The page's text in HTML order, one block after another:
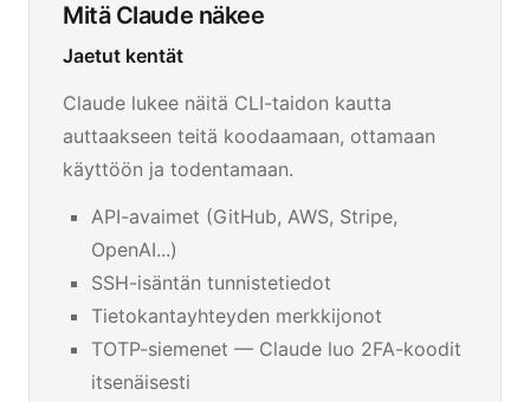
Mitä Claude näkee
Jaetut kentät
Claude lukee näitä CLI-taidon kautta
auttaakseen teitä koodaamaan, ottamaan
käyttöön ja todentamaan.
API-avaimet (GitHub, AWS, Stripe,
OpenAI...)
SSH-isäntän tunnistetiedot
Tietokantayhteyden merkkijonot
TOTP-siemenet — Claude luo 2FA-koodit
itsenäisesti